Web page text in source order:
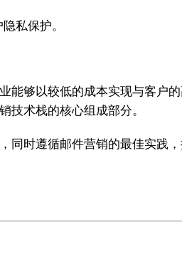
私保护。
够以较低的成本实现与客户
技术栈的核心组成部分。
同时遵循邮件营销的最佳实践